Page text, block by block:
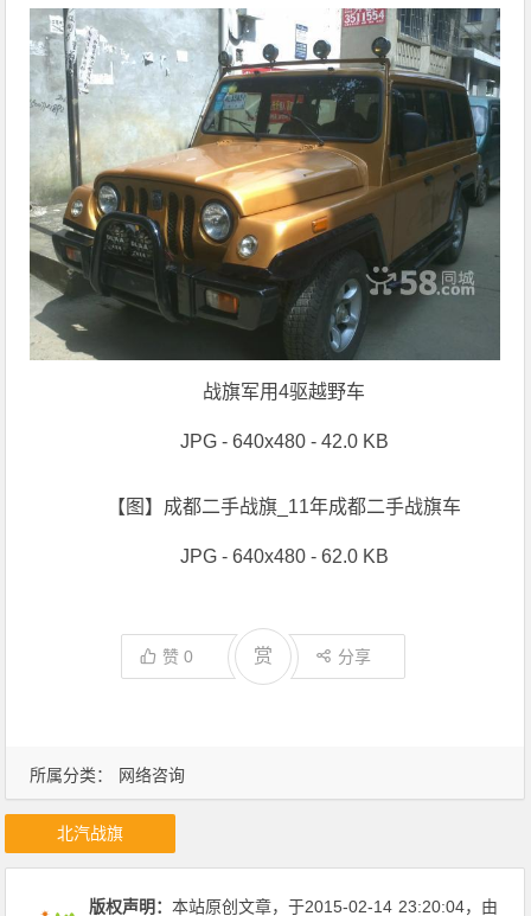
所属分类： 网络咨询
战旗军用4驱越野车
JPG - 640x480 - 42.0 KB
【图】成都二手战旗_11年成都二手战旗车
JPG - 640x480 - 62.0 KB
赞0 赏 分享
北汽战旗
版权声明： 本站原创文章，于2015-02-14 23:20:04，由